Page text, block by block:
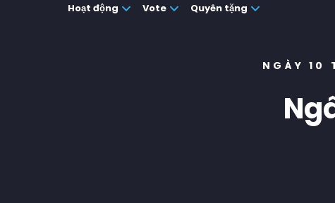
Hoạt động
Vote Quyên tặng
NGÀY 10